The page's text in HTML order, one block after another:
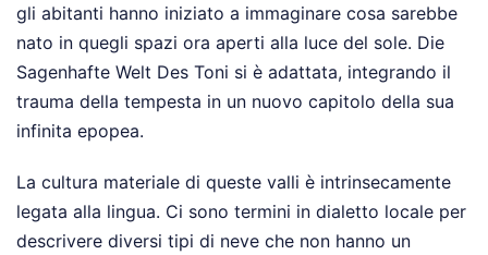
gli abitanti hanno iniziato a immaginare cosa sarebbe
nato in quegli spazi ora aperti alla luce del sole. Die
Sagenhafte Welt Des Toni si è adattata, integrando il
trauma della tempesta in un nuovo capitolo della sua
infinita epopea.
La cultura materiale di queste valli è intrinsecamente
legata alla lingua. Ci sono termini in dialetto locale per
descrivere diversi tipi di neve che non hanno un